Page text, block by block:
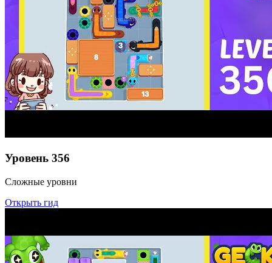
Уровень 356
Сложные уровни
Открыть гид